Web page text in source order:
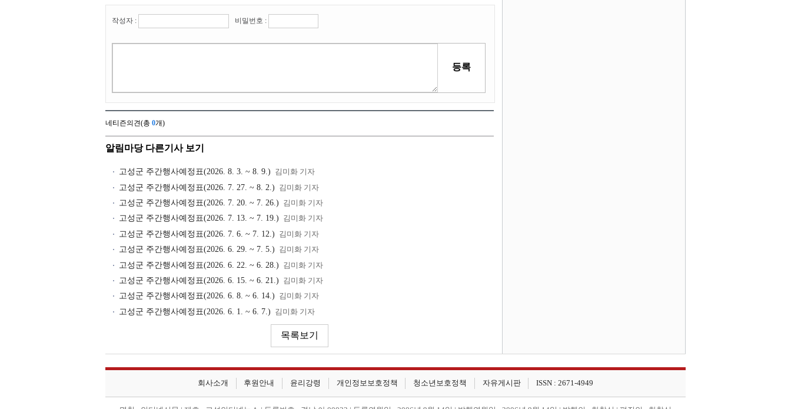
작성자 : 비밀번호 :
네티즌의견(총 0개)
알림마당 다른기사 보기
고성군 주간행사예정표(2026. 8. 3. ~ 8. 9.) 김미화 기자
고성군 주간행사예정표(2026. 7. 27. ~ 8. 2.) 김미화 기자
고성군 주간행사예정표(2026. 7. 20. ~ 7. 26.) 김미화 기자
고성군 주간행사예정표(2026. 7. 13. ~ 7. 19.) 김미화 기자
고성군 주간행사예정표(2026. 7. 6. ~ 7. 12.) 김미화 기자
고성군 주간행사예정표(2026. 6. 29. ~ 7. 5.) 김미화 기자
고성군 주간행사예정표(2026. 6. 22. ~ 6. 28.) 김미화 기자
고성군 주간행사예정표(2026. 6. 15. ~ 6. 21.) 김미화 기자
고성군 주간행사예정표(2026. 6. 8. ~ 6. 14.) 김미화 기자
고성군 주간행사예정표(2026. 6. 1. ~ 6. 7.) 김미화 기자
회사소개 후원안내 윤리강령 개인정보보호정책 청소년보호정책 자유게시판 ISSN : 2671-4949